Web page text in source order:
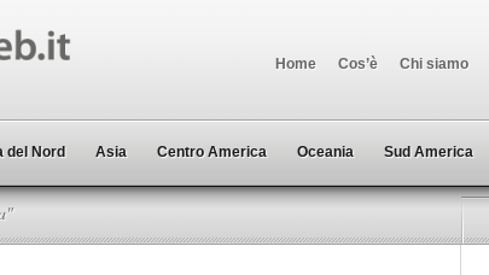
Home Cos’è Chi siamo
del Nord Asia Centro America Oceania Sud America